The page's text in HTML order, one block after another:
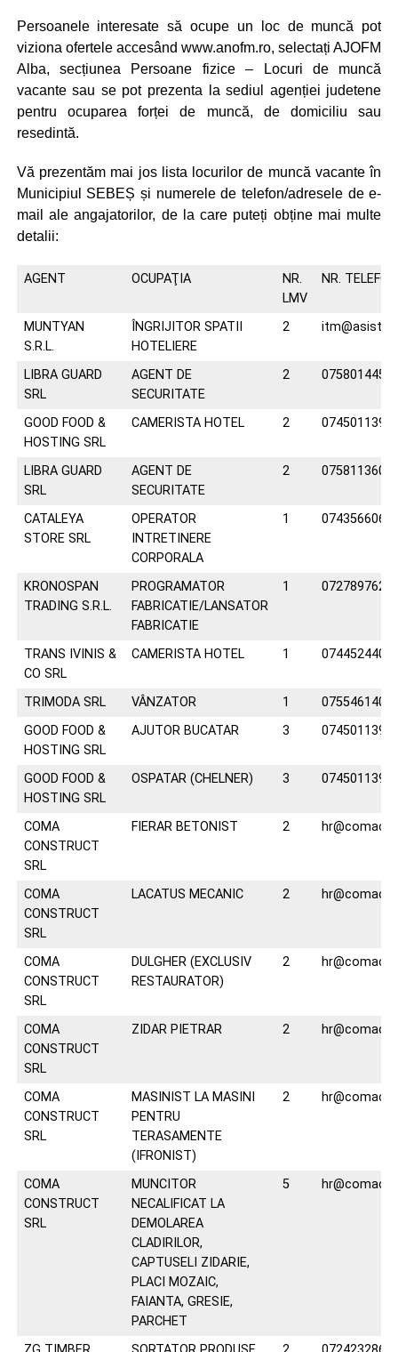
Persoanele interesate să ocupe un loc de muncă pot
viziona ofertele accesând www.anofm.ro, selectați AJOFM
Alba, secțiunea Persoane fizice – Locuri de muncă
vacante sau se pot prezenta la sediul agenției judetene
pentru ocuparea forței de muncă, de domiciliu sau
resedintă.
Vă prezentăm mai jos lista locurilor de muncă vacante în
Municipiul SEBEȘ și numerele de telefon/adresele de e-
mail ale angajatorilor, de la care puteți obține mai multe
detalii:
AGENT OCUPAŢIA
NR.
LMV
NR.
MUNTYAN
S.R.L.
ÎNGRIJITOR SPATII
HOTELIERE
2
LIBRA GUARD
SRL
AGENT DE
SECURITATE
2 0758014453
GOOD FOOD &
HOSTING SRL
CAMERISTA HOTEL 2 0745011394
LIBRA GUARD
SRL
AGENT DE
SECURITATE
2 0758113603
CATALEYA
STORE SRL
OPERATOR
INTRETINERE
CORPORALA
1 0743566066
KRONOSPAN
TRADING S.R.L.
PROGRAMATOR
FABRICATIE/LANSATOR
FABRICATIE
1 0727897625
TRANS IVINIS &
CO SRL
CAMERISTA HOTEL 1 0744524402
TRIMODA SRL VÂNZATOR 1
0755461400
GOOD FOOD &
HOSTING SRL
AJUTOR BUCATAR 3 0745011394
GOOD FOOD &
HOSTING SRL
OSPATAR (CHELNER) 3 0745011394
COMA
CONSTRUCT
SRL
FIERAR BETONIST 2
COMA
CONSTRUCT
SRL
LACATUS MECANIC 2
COMA
CONSTRUCT
SRL
DULGHER (EXCLUSIV
RESTAURATOR)
2
COMA
CONSTRUCT
SRL
ZIDAR PIETRAR 2
COMA
CONSTRUCT
SRL
MASINIST LA MASINI
PENTRU
TERASAMENTE
(IFRONIST)
2
COMA
CONSTRUCT
SRL
MUNCITOR
NECALIFICAT LA
DEMOLAREA
CLADIRILOR,
CAPTUSELI ZIDARIE,
PLACI MOZAIC,
FAIANTA, GRESIE,
PARCHET
5